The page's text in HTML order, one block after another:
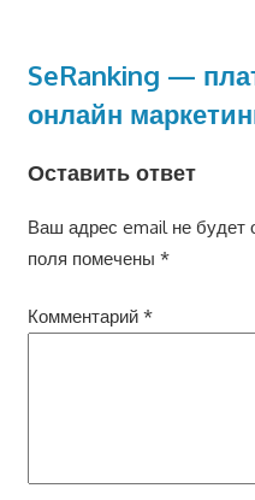
SeRanking —
онлайн
Оставить ответ
Ваш адрес email не будет
поля помечены *
Комментарий *